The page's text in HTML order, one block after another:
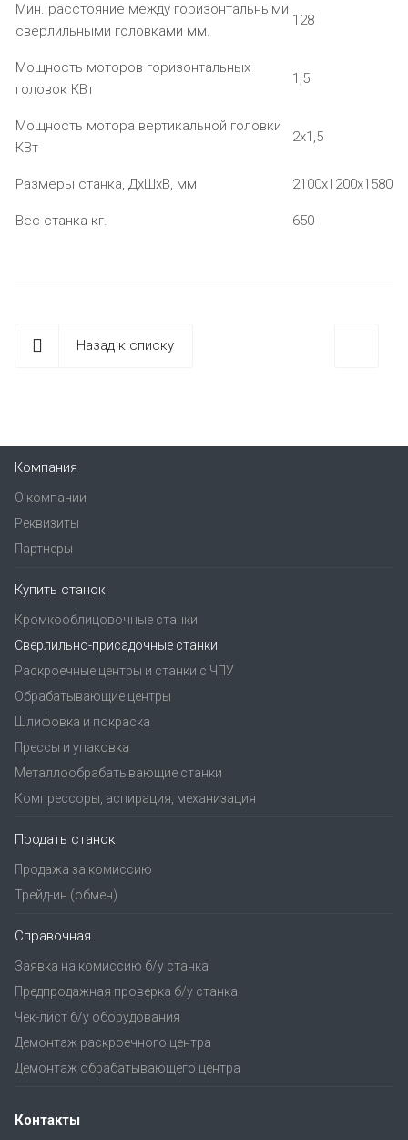
Мин. расстояние между горизонтальными
сверлильными головками мм.
128
Мощность моторов горизонтальных
головок КВт
1,5
Мощность мотора вертикальной головки
КВт
2х1,5
Размеры станка, ДхШхВ, мм 2100х1200х1580
Вес станка кг. 650
Назад к списку
Компания
О компании
Реквизиты
Партнеры
Купить станок
Кромкооблицовочные станки
Сверлильно-присадочные станки
Раскроечные центры и станки с ЧПУ
Обрабатывающие центры
Шлифовка и покраска
Прессы и упаковка
Металлообрабатывающие станки
Компрессоры, аспирация, механизация
Продать станок
Продажа за комиссию
Трейд-ин (обмен)
Справочная
Заявка на комиссию б/у станка
Предпродажная проверка б/у станка
Чек-лист б/у оборудования
Демонтаж раскроечного центра
Демонтаж обрабатывающего центра
Контакты